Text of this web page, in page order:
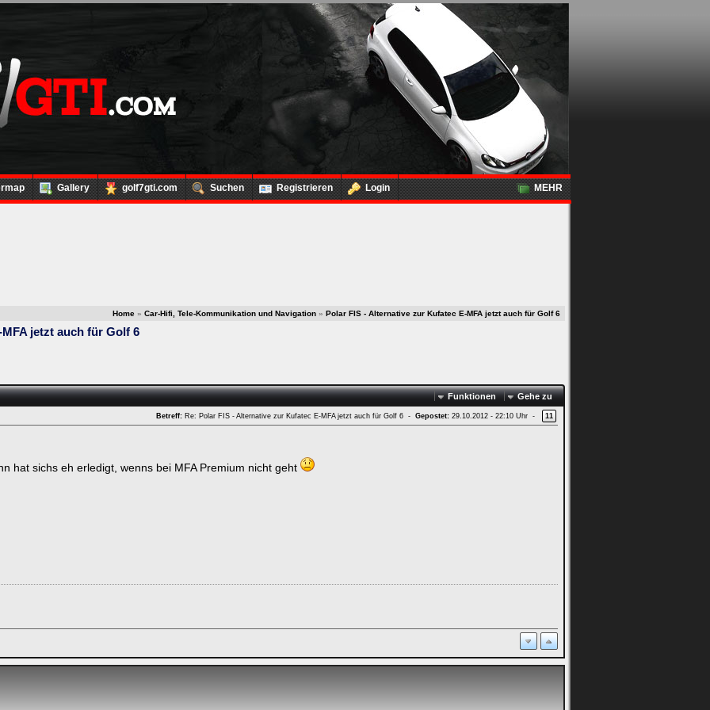
Gallery golf7gti.com Suchen Registrieren Login MEHR
Home » Car-Hifi, Tele-Kommunikation und Navigation » Polar FIS - Alternative zur Kufatec E-MFA jetzt auch für Golf 6
jetzt auch für Golf 6
Gehe zu
Funktionen
Betreff: Re: Polar FIS - Alternative zur Kufatec E-MFA jetzt auch für Golf 6 - Gepostet: 29.10.2012 - 22:10 Uhr - 11
hat sichs eh erledigt, wenns bei MFA Premium nicht geht